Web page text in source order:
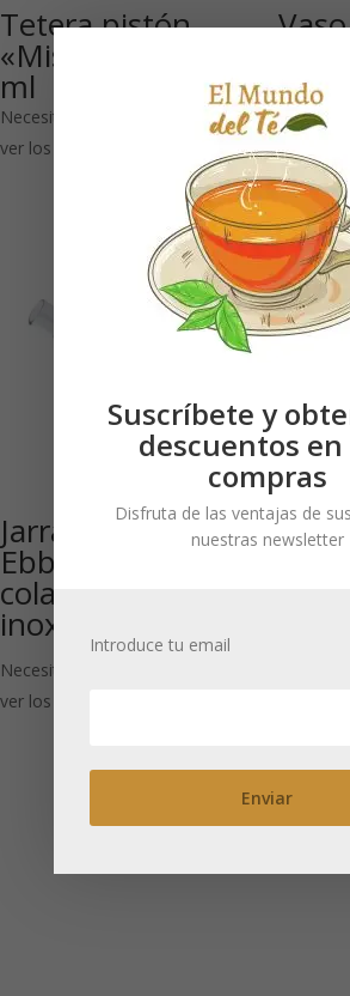
Tetera pistón
«Misty»negra 600
ml
Necesitas estar registrado para
ver los precios
4UDS
ver los
Jarra de cristal
Ebba 1400 ml con
colador de acero
inoxidable 1UD
Necesitas estar registrado para
ver los precios
1,1 l
Suscríbete y
descuentos
compras
Disfruta de las ventajas de
nuestras newsletter
Introduce tu email